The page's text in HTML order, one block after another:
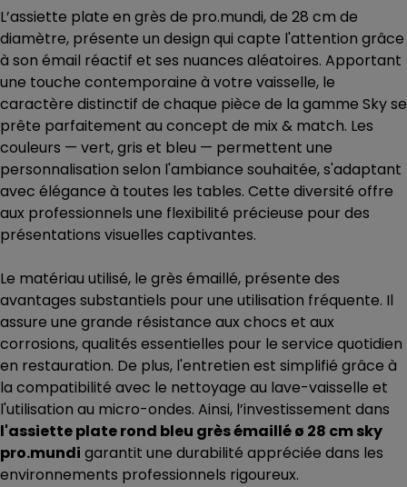
L’assiette plate en grès de pro.mundi, de 28 cm de
diamètre, présente un design qui capte l'attention grâce
à son émail réactif et ses nuances aléatoires. Apportant
une touche contemporaine à votre vaisselle, le
caractère distinctif de chaque pièce de la gamme Sky se
prête parfaitement au concept de mix & match. Les
couleurs — vert, gris et bleu — permettent une
personnalisation selon l'ambiance souhaitée, s'adaptant
avec élégance à toutes les tables. Cette diversité offre
aux professionnels une flexibilité précieuse pour des
présentations visuelles captivantes.
Le matériau utilisé, le grès émaillé, présente des
avantages substantiels pour une utilisation fréquente. Il
assure une grande résistance aux chocs et aux
corrosions, qualités essentielles pour le service quotidien
en restauration. De plus, l'entretien est simplifié grâce à
la compatibilité avec le nettoyage au lave-vaisselle et
l'utilisation au micro-ondes. Ainsi, l’investissement dans
l'assiette plate rond bleu grès émaillé ø 28 cm sky
pro.mundi garantit une durabilité appréciée dans les
environnements professionnels rigoureux.